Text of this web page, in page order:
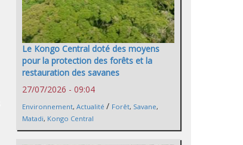
Le Kongo Central doté des moyens
pour la protection des forêts et la
restauration des savanes
27/07/2026 - 09:04
Environnement, Actualité / Forêt, Savane,
Matadi, Kongo Central